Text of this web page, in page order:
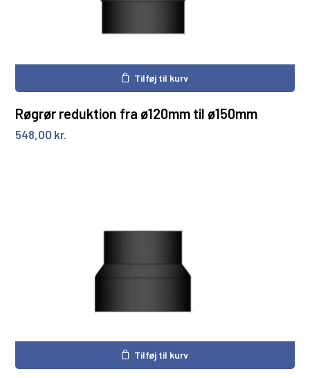
Tilføj til kurv
Røgrør reduktion fra ø120mm til ø150mm
548,00 kr.
Tilføj til kurv